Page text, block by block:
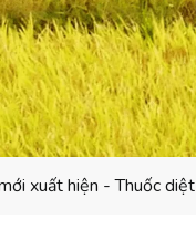
xuất hiện - Thuốc